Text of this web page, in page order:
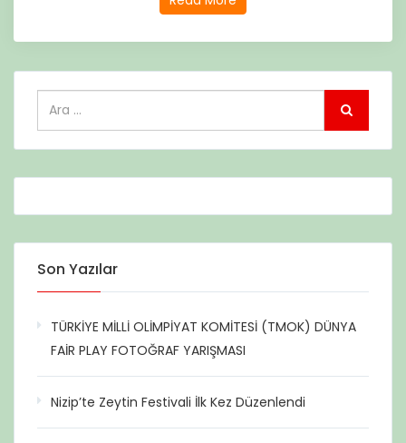
Son Yazılar
TÜRKİYE MİLLİ OLİMPİYAT KOMİTESİ (TMOK) DÜNYA
FAİR PLAY FOTOĞRAF YARIŞMASI
Nizip’te Zeytin Festivali İlk Kez Düzenlendi